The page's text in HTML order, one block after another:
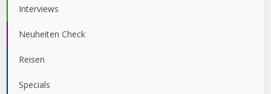
Interviews
Neuheiten Check
Reisen
Specials